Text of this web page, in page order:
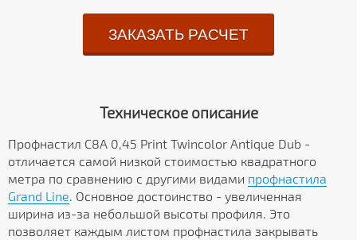
ЗАКАЗАТЬ РАСЧЕТ
Техническое описание
Профнастил С8А 0,45 Print Twincolor Antique Dub -
отличается самой низкой стоимостью квадратного
метра по сравнению с другими видами профнастила
Grand Line. Основное достоинство - увеличенная
ширина из-за небольшой высоты профиля. Это
позволяет каждым листом профнастила закрывать